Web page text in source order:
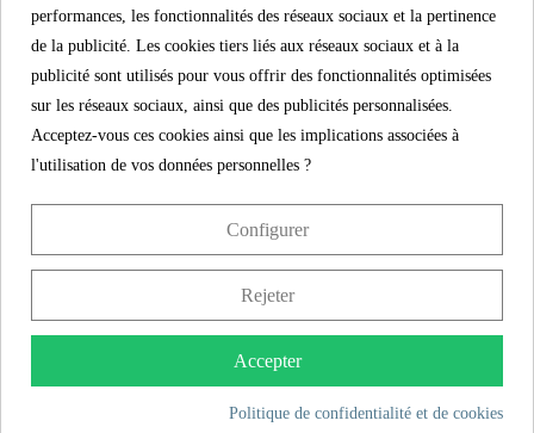
Prix
TVA incl.
Référence. 00170
Couleur Chromé/Gris
53,0 cm
CONTACT
Franz Joseph Schütte GmbH
performances, les fonctionnalités des réseaux sociaux et la pertinence
de la publicité. Les cookies tiers liés aux réseaux sociaux et à la
publicité sont utilisés pour vous offrir des fonctionnalités optimisées
sur les réseaux sociaux, ainsi que des publicités personnalisées.
Acceptez-vous ces cookies ainsi que les implications associées à
l'utilisation de vos données personnelles ?
Configurer
Rejeter
Accepter
Politique de confidentialité et de cookies